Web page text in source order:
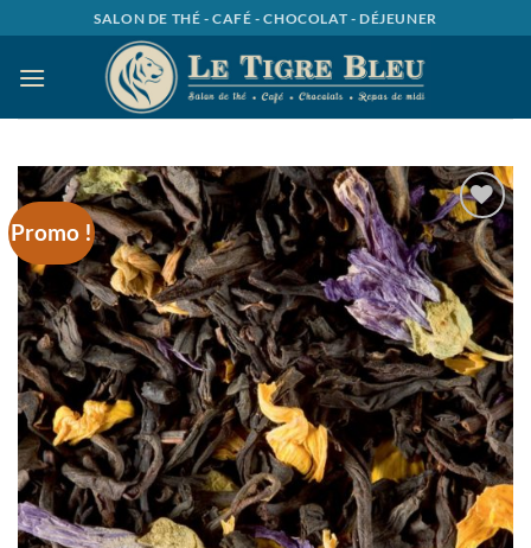
au
contenu
SALON DE THÉ - CAFÉ - CHOCOLAT - DÉJEUNER
Promo !
Ajouter
à la
wishlist